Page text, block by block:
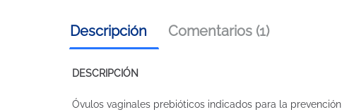
Descripción Comentarios (1)
DESCRIPCIÓN
Óvulos vaginales prebióticos indicados para la